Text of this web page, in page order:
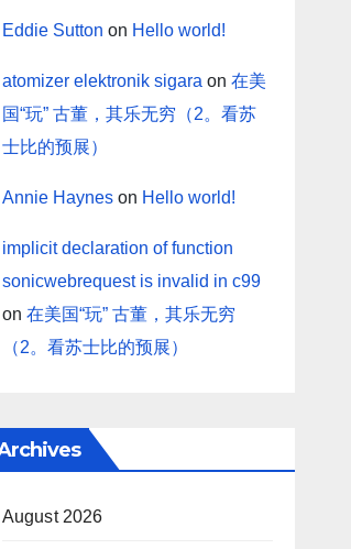
Eddie Sutton on Hello world!
atomizer elektronik sigara on 在美
国“玩” 古董，其乐无穷（2。看苏
士比的预展）
Annie Hayneson Hello world!
implicit declaration of function
sonicwebrequest is invalid in c99
on 在美国“玩” 古董，其乐无穷
（2。看苏士比的预展）
August 2026